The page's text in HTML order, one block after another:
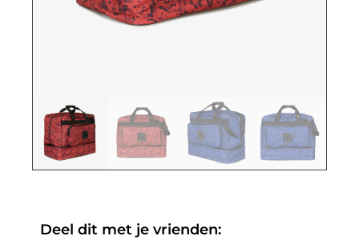
Deel dit met je vrienden: